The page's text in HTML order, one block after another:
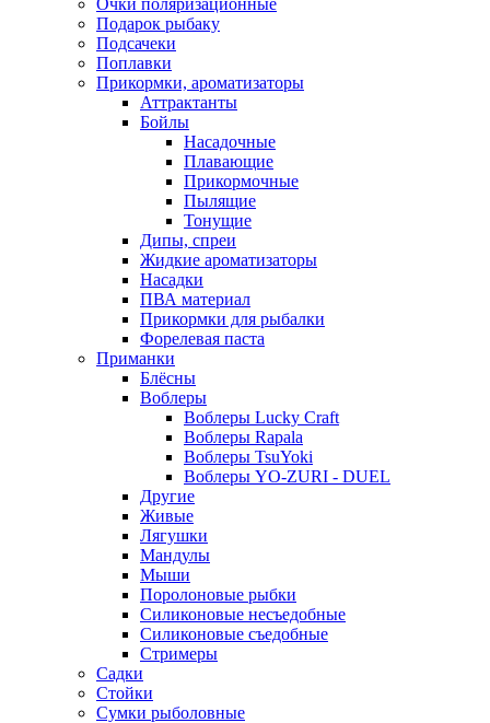
Очки поляризационные
Подарок рыбаку
Подсачеки
Поплавки
Прикормки, ароматизаторы
Аттрактанты
Бойлы
Насадочные
Плавающие
Прикормочные
Пылящие
Тонущие
Дипы, спреи
Жидкие ароматизаторы
Насадки
ПВА материал
Прикормки для рыбалки
Форелевая паста
Приманки
Блёсны
Воблеры
Воблеры Lucky Craft
Воблеры Rapala
Воблеры TsuYoki
Воблеры YO-ZURI - DUEL
Другие
Живые
Лягушки
Мандулы
Мыши
Поролоновые рыбки
Силиконовые несъедобные
Силиконовые съедобные
Стримеры
Садки
Стойки
Сумки рыболовные